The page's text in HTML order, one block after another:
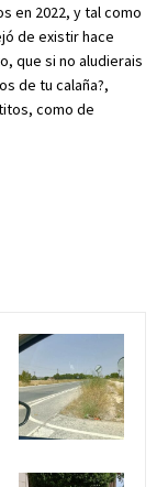
en 2022, y tal como
de existir hace
que si no aludierais
de tu calaña?,
como de